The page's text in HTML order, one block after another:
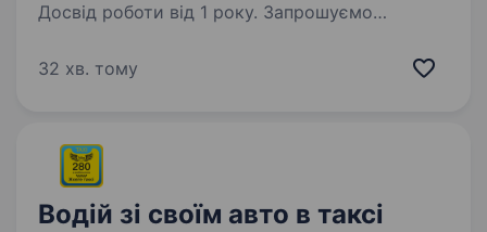
Досвід роботи від 1 року. Запрошуємо
БЕЗ ЗАСТАВИ з ПОВНИМ баком. 75% від каси.
у своєму місті Київ, та області (Буча,…
32 хв. тому
Водій зі своїм авто в таксі